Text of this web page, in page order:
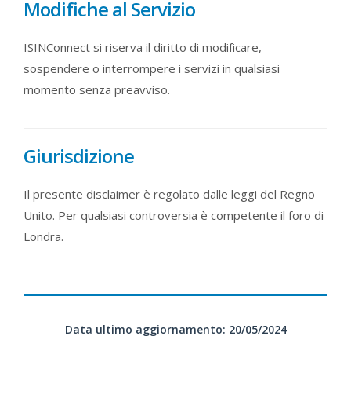
Modifiche al Servizio
ISINConnect si riserva il diritto di modificare,
sospendere o interrompere i servizi in qualsiasi
momento senza preavviso.
Giurisdizione
Il presente disclaimer è regolato dalle leggi del Regno
Unito. Per qualsiasi controversia è competente il foro di
Londra.
Data ultimo aggiornamento: 20/05/2024